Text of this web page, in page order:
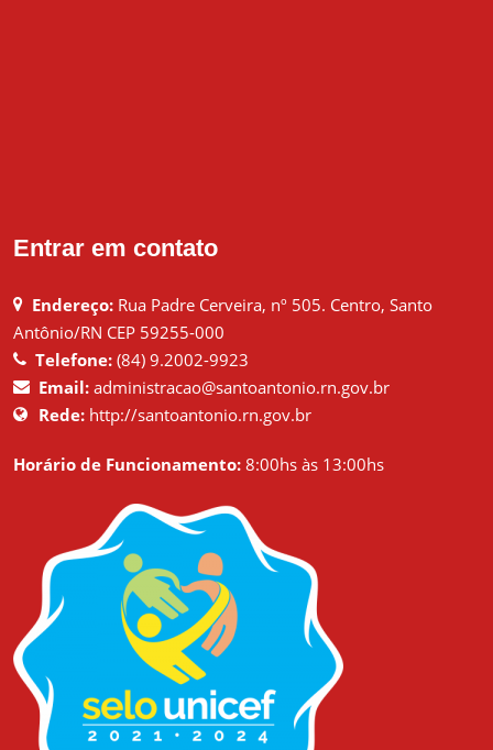
Entrar em contato
Endereço: Rua Padre Cerveira, nº 505. Centro, Santo
Antônio/RN CEP 59255-000
Telefone: (84) 9.2002-9923
Email: administracao@santoantonio.rn.gov.br
Rede: http://santoantonio.rn.gov.br
Horário de Funcionamento: 8:00hs às 13:00hs